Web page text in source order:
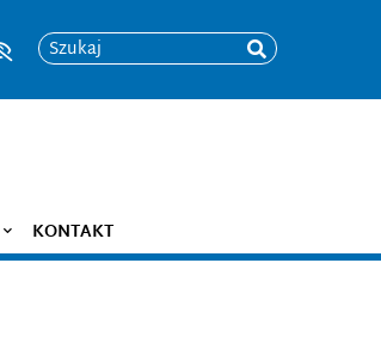
Szukaj
KONTAKT